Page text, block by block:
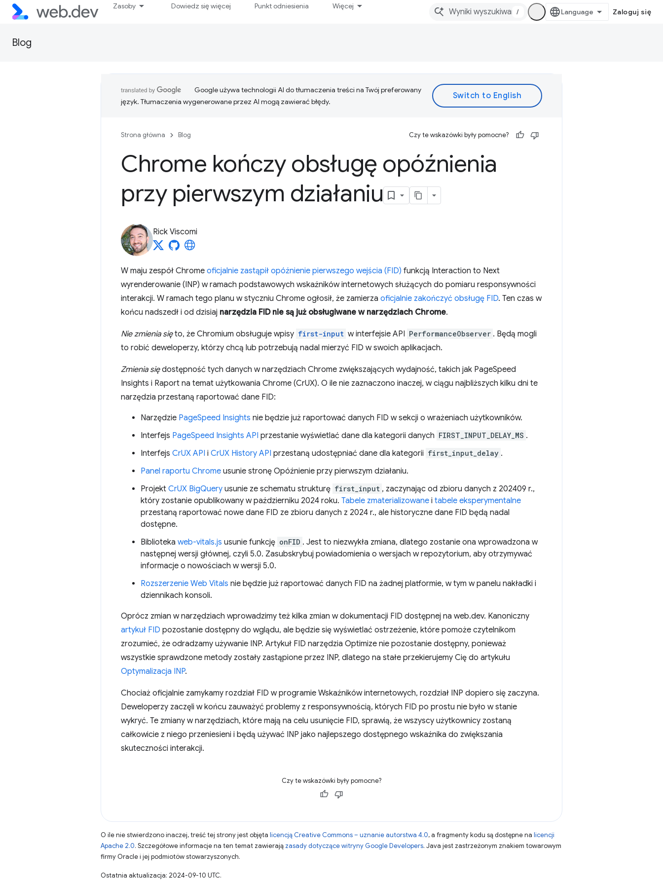
Zasoby Dowiedz się więcej Punkt odniesienia Więcej
/ Zaloguj się
Blog
Google używa technologii AI do tłumaczenia treści na Twój preferowany
język. Tłumaczenia wygenerowane przez AI mogą zawierać błędy.
Strona główna Blog Czy te wskazówki były pomocne?
Chrome kończy obsługę opóźnienia
przy pierwszym działaniu
Rick Viscomi
W maju zespół Chrome oficjalnie zastąpił opóźnienie pierwszego wejścia (FID) funkcją Interaction to Next
wyrenderowanie (INP) w ramach podstawowych wskaźników internetowych służących do pomiaru responsywności
interakcji. W ramach tego planu w styczniu Chrome ogłosił, że zamierza oficjalnie zakończyć obsługę FID. Ten czas w
końcu nadszedł i od dzisiaj narzędzia FID nie są już obsługiwane w narzędziach Chrome.
Nie zmienia sięto, że Chromium obsługuje wpisy first-input w interfejsie API PerformanceObserver . Będą mogli
to robić deweloperzy, którzy chcą lub potrzebują nadal mierzyć FID w swoich aplikacjach.
Zmienia siędostępność tych danych w narzędziach Chrome zwiększających wydajność, takich jak PageSpeed
Insights i Raport na temat użytkowania Chrome (CrUX). O ile nie zaznaczono inaczej, w ciągu najbliższych kilku dni te
narzędzia przestaną raportować dane FID:
Narzędzie PageSpeed Insights nie będzie już raportować danych FID w sekcji o wrażeniach użytkowników.
Interfejs PageSpeed Insights API przestanie wyświetlać dane dla kategorii danych FIRST_INPUT_DELAY_MS .
Interfejs CrUX API i CrUX History API przestaną udostępniać dane dla kategorii first_input_delay .
Panel raportu Chrome usunie stronę Opóźnienie przy pierwszym działaniu.
Projekt CrUX BigQuery usunie ze schematu strukturę first_input , zaczynając od zbioru danych z 202409 r.,
który zostanie opublikowany w październiku 2024 roku. Tabele zmaterializowane i tabele eksperymentalne
przestaną raportować nowe dane FID ze zbioru danych z 2024 r., ale historyczne dane FID będą nadal
dostępne.
Biblioteka web-vitals.js usunie funkcję onFID . Jest to niezwykła zmiana, dlatego zostanie ona wprowadzona w
następnej wersji głównej, czyli 5.0. Zasubskrybuj powiadomienia o wersjach w repozytorium, aby otrzymywać
informacje o nowościach w wersji 5.0.
Rozszerzenie Web Vitals nie będzie już raportować danych FID na żadnej platformie, w tym w panelu nakładki i
dziennikach konsoli.
Oprócz zmian w narzędziach wprowadzimy też kilka zmian w dokumentacji FID dostępnej na web.dev. Kanoniczny
artykuł FID pozostanie dostępny do wglądu, ale będzie się wyświetlać ostrzeżenie, które pomoże czytelnikom
zrozumieć, że odradzamy używanie INP. Artykuł FID narzędzia Optimize nie pozostanie dostępny, ponieważ
wszystkie sprawdzone metody zostały zastąpione przez INP, dlatego na stałe przekierujemy Cię do artykułu
Optymalizacja INP.
Chociaż oficjalnie zamykamy rozdział FID w programie Wskaźników internetowych, rozdział INP dopiero się zaczyna.
Deweloperzy zaczęli w końcu zauważyć problemy z responsywnością, których FID po prostu nie było w stanie
wykryć. Te zmiany w narzędziach, które mają na celu usunięcie FID, sprawią, że wszyscy użytkownicy zostaną
całkowicie z niego przeniesieni i będą używać INP jako najlepszego dostępnego wskaźnika do zwiększania
skuteczności interakcji.
Czy te wskazówki były pomocne?
O ile nie stwierdzono inaczej, treść tej strony jest objęta licencją Creative Commons – uznanie autorstwa 4.0, a fragmenty kodu są dostępne na licencji
Apache 2.0. Szczegółowe informacje na ten temat zawierają zasady dotyczące witryny Google Developers. Java jest zastrzeżonym znakiem towarowym
firmy Oracle i jej podmiotów stowarzyszonych.
Ostatnia aktualizacja: 2024-09-10 UTC.